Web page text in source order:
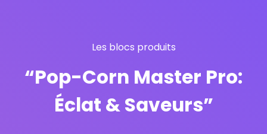
Les blocs produits
“Pop-Corn Master Pro:
Éclat & Saveurs”